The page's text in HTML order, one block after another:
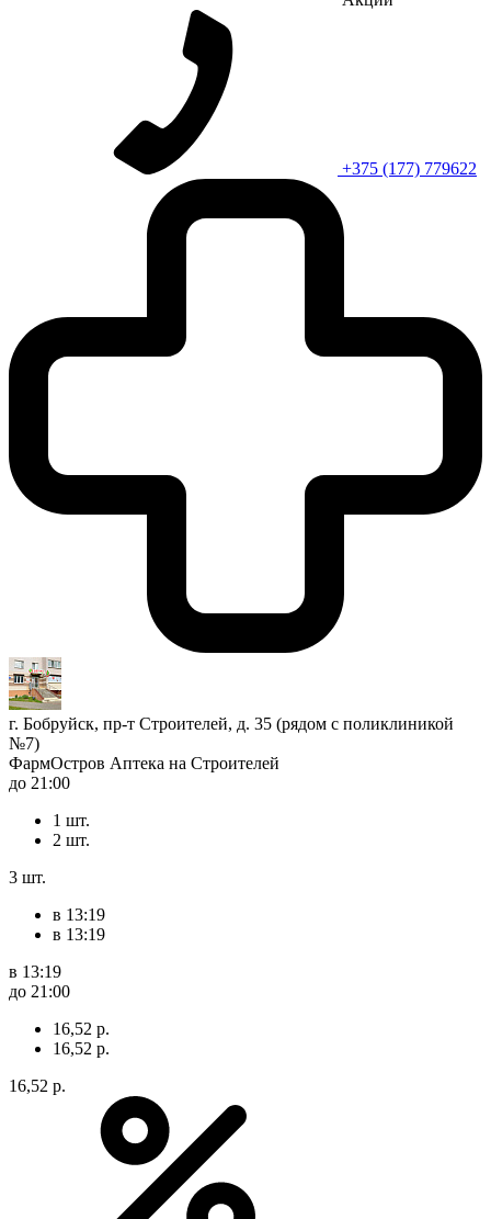
+375 (177) 779622
г. Бобруйск, пр-т Строителей, д. 35 (рядом с поликлиникой
№7)
ФармОстров Аптека на Строителей
до 21:00
1 шт.
2 шт.
3 шт.
в 13:19
в 13:19
в 13:19
до 21:00
16,52 р.
16,52 р.
16,52 р.